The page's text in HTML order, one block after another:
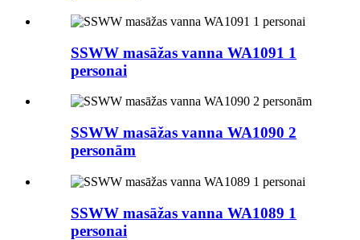
SSWW masāžas vanna WA1091 1
personai
SSWW masāžas vanna WA1090 2
personām
SSWW masāžas vanna WA1089 1
personai